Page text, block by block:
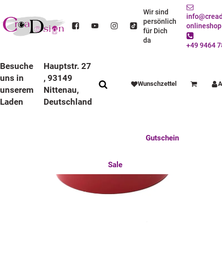
Wir sind
persönlich
für Dich
da
+49 9464
Besuche
uns in
unserem
Laden
Hauptstr. 27
, 93149
Nittenau,
Deutschland
Wunschzettel Warenkorb
Gutschein
Sale
KINDER WANDUHR LAUFRUHIG MIT BUNTEN RAHMEN KINDERZEICHNUNG